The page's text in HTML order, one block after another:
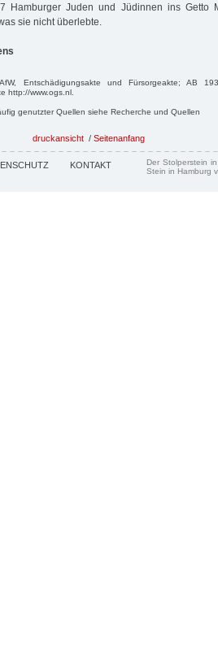
Hamburger Juden und Jüdinnen ins Getto
sie nicht überlebte.
Entschädigungsakte und Fürsorgeakte; AB
http://www.ogs.nl.
genutzter Quellen siehe Recherche und Quellen
druckansicht / Seitenanfang
KONTAKT
Der Stolperstein
Stein in Hamburg